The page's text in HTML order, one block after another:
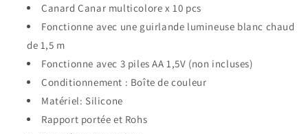
Canard Canar multicolore x 10 pcs
Fonctionne avec une guirlande lumineuse blanc chaud
de 1,5 m
Fonctionne avec 3 piles AA 1,5V (non incluses)
Conditionnement : Boîte de couleur
Matériel: Silicone
Rapport portée et Rohs